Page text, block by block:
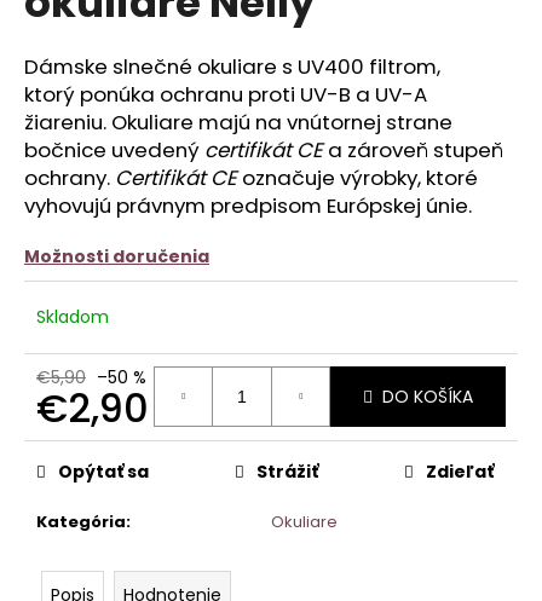
z
hviezdičiek.
Dámske slnečné okuliare s UV400 filtrom,
ktorý ponúka ochranu proti UV-B a UV-A
žiareniu. Okuliare majú na vnútornej strane
bočnice uvedený certifikát CEa zároveň stupeň
ochrany. Certifikát CEoznačuje výrobky, ktoré
vyhovujú právnym predpisom Európskej únie.
Možnosti doručenia
Skladom
€5,90 –50 %
€2,90
Jednotková
cena:
DO KOŠÍKA
Kategória: Okuliare
Opýtať sa Strážiť Zdieľať
Popis Hodnotenie
m
e
KVETOVANÝ
OVERAL
MINNA
€12,90